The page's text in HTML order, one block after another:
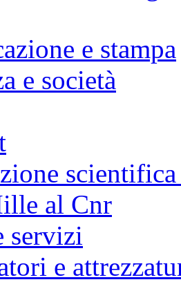
e stampa
e società
al Cnr
servizi
e